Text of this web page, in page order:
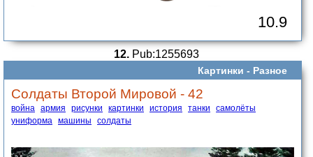
10.9
12. Pub:1255693
Картинки - Разное
Солдаты Второй Мировой - 42
война армия рисунки картинки история танки
самолёты
униформа машины солдаты